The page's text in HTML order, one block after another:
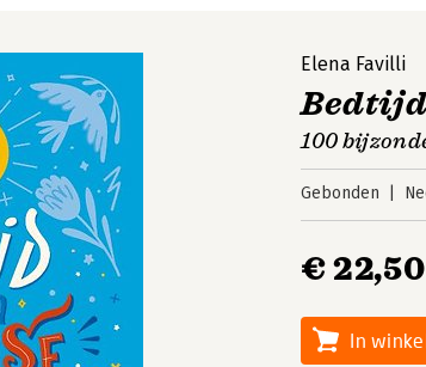
Elena Favilli
100
Gebonden
€ 22,50
In